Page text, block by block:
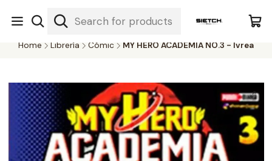
Nuestra librería - Serrano 317 local 3 - Limache.
#SomospartedelSietch
Home Librería Cómic MY HERO ACADEMIA NO.3 - Ivrea